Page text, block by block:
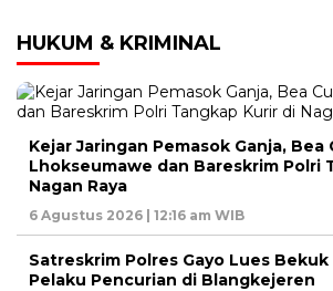
HUKUM & KRIMINAL
Kejar Jaringan Pemasok Ganja, Bea
Lhokseumawe dan Bareskrim Polri
Nagan Raya
6 Agustus 2026 | 12:16 am WIB
Satreskrim Polres Gayo Lues Bekuk
Pelaku Pencurian di Blangkejeren